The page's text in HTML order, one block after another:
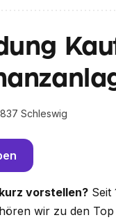
Schleswig
vorstellen? Seit
wir zu den